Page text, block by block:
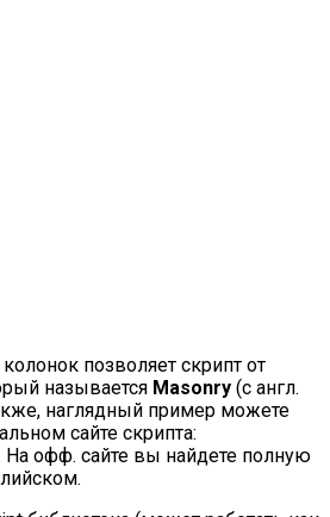
позволяет скрипт от
называется Masonry (с англ.
наглядный пример можете
сайте скрипта:
На офф. сайте вы найдете полную